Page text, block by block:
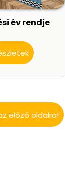
év rendje
előző oldalra!